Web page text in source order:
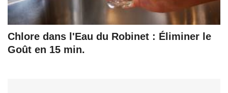
Chlore dans l'Eau du Robinet : Éliminer le
Goût en 15 min.